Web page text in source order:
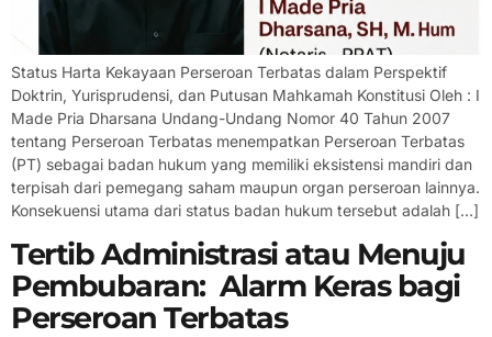
Status Harta Kekayaan Perseroan Terbatas dalam Perspektif
Doktrin, Yurisprudensi, dan Putusan Mahkamah Konstitusi Oleh : I
Made Pria Dharsana Undang-Undang Nomor 40 Tahun 2007
tentang Perseroan Terbatas menempatkan Perseroan Terbatas
(PT) sebagai badan hukum yang memiliki eksistensi mandiri dan
terpisah dari pemegang saham maupun organ perseroan lainnya.
Konsekuensi utama dari status badan hukum tersebut adalah […]
Tertib Administrasi atau Menuju
Pembubaran: Alarm Keras bagi
Perseroan Terbatas